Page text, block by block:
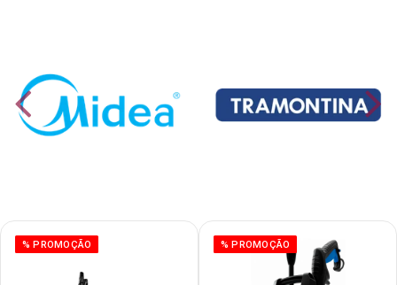
% PROMOÇÃO % PROMOÇÃO